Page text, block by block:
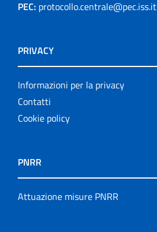
PEC: protocollo.centrale@pec.iss.it
PRIVACY
Informazioni per la privacy
Contatti
Cookie policy
PNRR
Attuazione misure PNRR